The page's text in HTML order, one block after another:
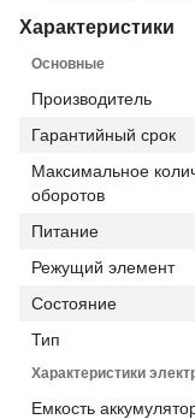
Характеристики
Основные
Производитель
Гарантийный срок
Максимальное
оборотов
Питание
Режущий элемент
Состояние
Тип
Характеристики
Емкость